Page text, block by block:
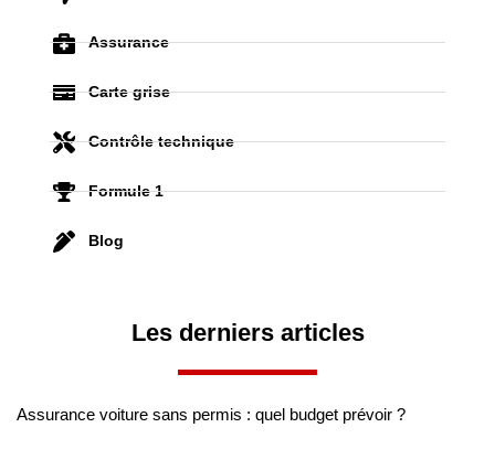
Assurance
Carte grise
Contrôle technique
Formule 1
Blog
Les derniers articles
Assurance voiture sans permis : quel budget prévoir ?